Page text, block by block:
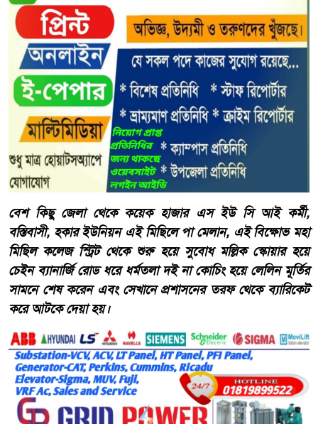
বেশ কিছু জেলা থেকে কয়েক হাজার এস ইউ সি আই কর্মী,
বস্তিবাসী, হকার ইউনিয়ন এই মিছিলে পা মেলান, এই বিক্ষোভ মহা
মিছিল কলেজ স্ট্রিট থেকে শুরু হয়ে সুবোধ মল্লিক স্কোয়ার হয়ে
চেইন ব্যানার্জি রোড ধরে ধর্মতলা দই না কোচিং হয়ে লেলিন মূর্তির
সামনে শেষ করেন এবং সেখানে প্রশাসনের তরফ থেকে ব্যারিকেট
করে আটকে দেয়া হয়।